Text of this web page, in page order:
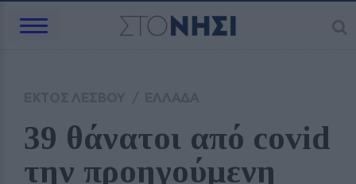
39 θάνατοι από covid
την προηγούμενη